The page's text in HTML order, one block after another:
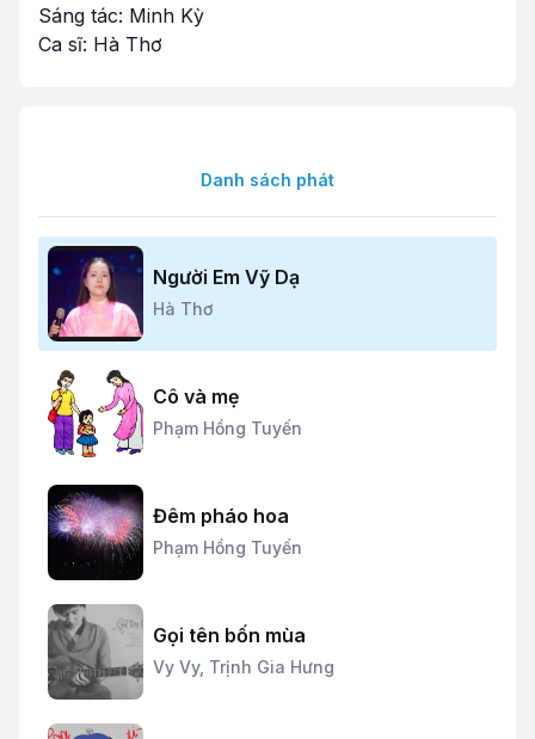
Sáng tác: Minh Kỳ
Ca sĩ: Hà Thơ
Danh sách phát
Người Em Vỹ Dạ
Hà Thơ
Cô và mẹ
Phạm Hồng Tuyến
Đêm pháo hoa
Phạm Hồng Tuyến
Gọi tên bốn mùa
Vy Vy, Trịnh Gia Hưng